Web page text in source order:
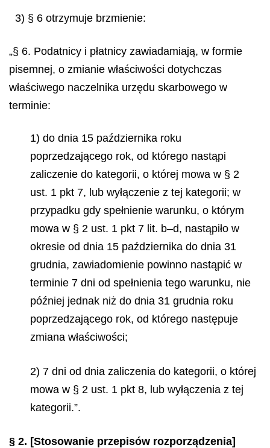
3) § 6 otrzymuje brzmienie:
„§ 6. Podatnicy i płatnicy zawiadamiają, w formie
pisemnej, o zmianie właściwości dotychczas
właściwego naczelnika urzędu skarbowego w
terminie:
1) do dnia 15 października roku
poprzedzającego rok, od którego nastąpi
zaliczenie do kategorii, o której mowa w § 2
ust. 1 pkt 7, lub wyłączenie z tej kategorii; w
przypadku gdy spełnienie warunku, o którym
mowa w § 2 ust. 1 pkt 7 lit. b–d, nastąpiło w
okresie od dnia 15 października do dnia 31
grudnia, zawiadomienie powinno nastąpić w
terminie 7 dni od spełnienia tego warunku, nie
później jednak niż do dnia 31 grudnia roku
poprzedzającego rok, od którego następuje
zmiana właściwości;
2) 7 dni od dnia zaliczenia do kategorii, o której
mowa w § 2 ust. 1 pkt 8, lub wyłączenia z tej
kategorii.”.
§ 2. [Stosowanie przepisów rozporządzenia]